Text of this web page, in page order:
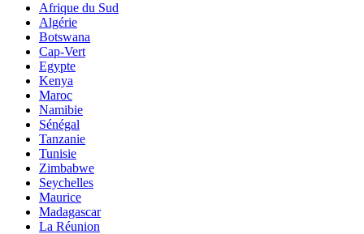
Afrique du Sud
Algérie
Botswana
Cap-Vert
Egypte
Kenya
Maroc
Namibie
Sénégal
Tanzanie
Tunisie
Zimbabwe
Seychelles
Maurice
Madagascar
La Réunion